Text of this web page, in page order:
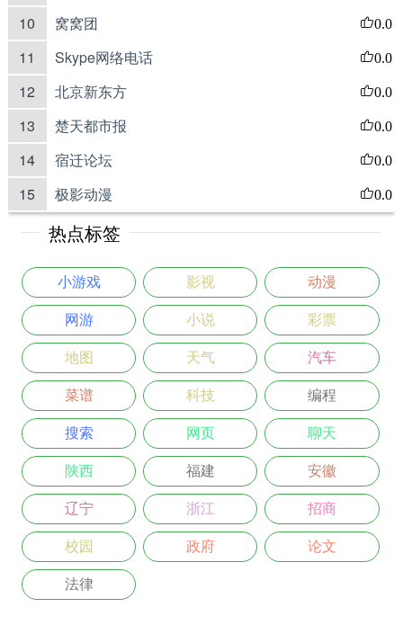
10 窝窝团 0.0
11 Skype网络电话 0.0
12 北京新东方 0.0
13 楚天都市报 0.0
14 宿迁论坛 0.0
15 极影动漫 0.0
热点标签
小游戏 影视 动漫
网游 小说 彩票
地图 天气 汽车
菜谱 科技 编程
搜索 网页 聊天
陕西 福建 安徽
辽宁 浙江 招商
校园 政府 论文
法律